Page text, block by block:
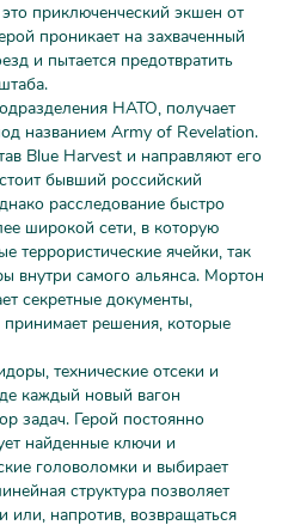
приключенческий экшен от
проникает на захваченный
и пытается предотвратить
НАТО, получает
названием Army of Revelation.
Blue Harvest и направляют его
бывший российский
расследование быстро
широкой сети, в которую
террористические ячейки, так
внутри самого альянса. Мортон
секретные документы,
принимает решения, которые
технические отсеки и
каждый новый вагон
задач. Герой постоянно
найденные ключи и
головоломки и выбирает
структура позволяет
или, напротив, возвращаться